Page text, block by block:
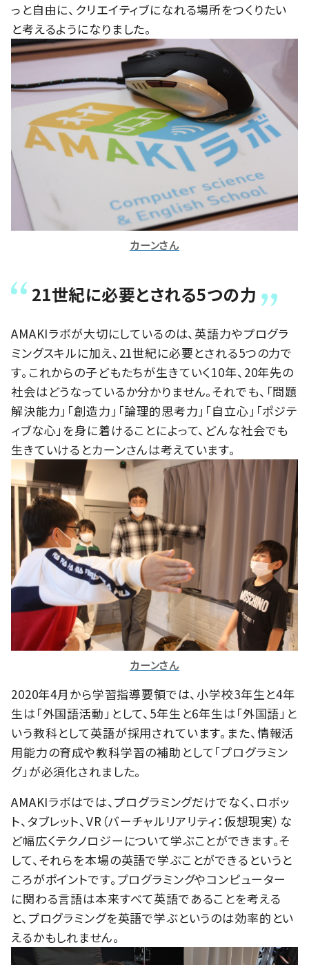
っと自由に、クリエイティブになれる場所をつくりたい
と考えるようになりました。
カーンさん
21世紀に必要とされる5つの力
AMAKIラボが大切にしているのは、英語力やプログラ
ミングスキルに加え、21世紀に必要とされる5つの力で
す。これからの子どもたちが生きていく10年、20年先の
社会はどうなっているか分かりません。それでも、「問題
解決能力」「創造力」「論理的思考力」「自立心」「ポジテ
ィブな心」を身に着けることによって、どんな社会でも
生きていけるとカーンさんは考えています。
カーンさん
2020年4月から学習指導要領では、小学校3年生と4年
生は「外国語活動」として、5年生と6年生は「外国語」と
いう教科として英語が採用されています。また、情報活
用能力の育成や教科学習の補助として「プログラミン
グ」が必須化されました。
AMAKIラボはでは、プログラミングだけでなく、ロボッ
ト、タブレット、VR（バーチャルリアリティ：仮想現実）な
ど幅広くテクノロジーについて学ぶことができます。そ
して、それらを本場の英語で学ぶことができるというと
ころがポイントです。プログラミングやコンピューター
に関わる言語は本来すべて英語であることを考える
と、プログラミングを英語で学ぶというのは効率的とい
えるかもしれません。